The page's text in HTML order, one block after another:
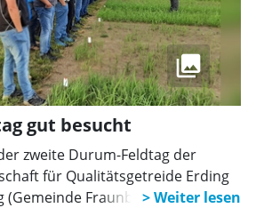
gut besucht
zweite Durum-Feldtag der
für Qualitätsgetreide Erding
(Gemeinde Fraunberg) statt.